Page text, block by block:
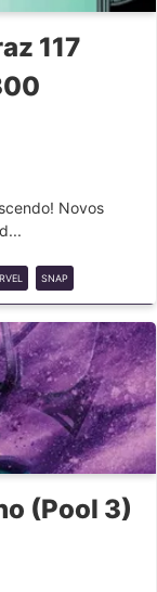
117
Novos
SNAP
COMPETITIVE
(Pool 3)